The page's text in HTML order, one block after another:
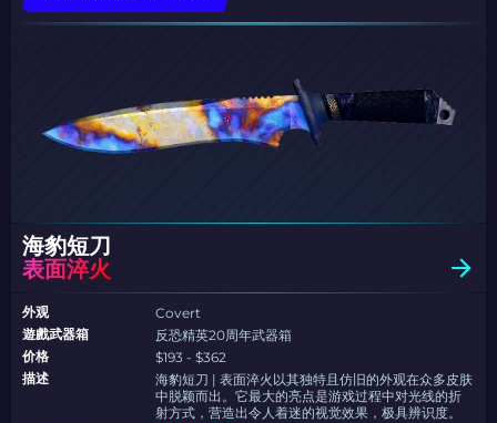
海豹短刀
表面淬火
外观
Covert
遊戲武器箱
反恐精英20周年武器箱
价格
$193 - $362
描述
海豹短刀 | 表面淬火以其独特且仿旧的外观在众多皮肤
中脱颖而出。它最大的亮点是游戏过程中对光线的折
射方式，营造出令人着迷的视觉效果，极具辨识度。